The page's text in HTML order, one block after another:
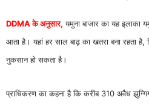
DDMA के अनुसार, यमुना बाजार का यह इलाका
आता है। यहां हर साल बाढ़ का खतरा बना रहता
नुकसान हो सकता है।
प्राधिकरण का कहना है कि करीब 310 अवैध